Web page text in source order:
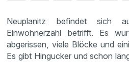
Neuplanitz befindet sich
Einwohnerzahl betrifft. Es
abgerissen, viele Blöcke und
Es gibt Hingucker und schon